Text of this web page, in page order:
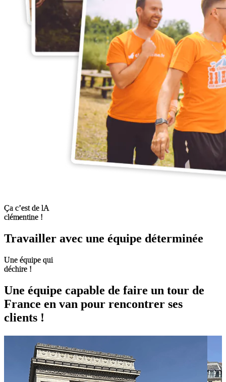
Ça c’est de lA
clémentine !
Travailler avec une équipe déterminée
Une équipe qui
déchire !
Une équipe capable de faire un tour de
France en van pour rencontrer ses
clients !